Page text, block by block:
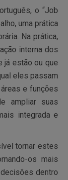
o “Job
uma prática
Na prática,
interna dos
já estão ou que
eles passam
e funções
ampliar suas
integrada e
tornar estes
os mais
dentro